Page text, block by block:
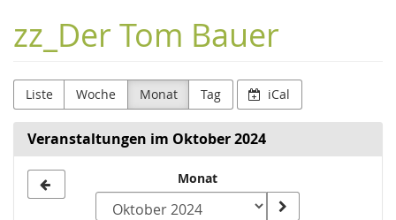
Haupt-
Inhalt
zz_Der Tom Bauer
Liste Woche Monat Tag iCal
Veranstaltungen im Oktober 2024
Monat